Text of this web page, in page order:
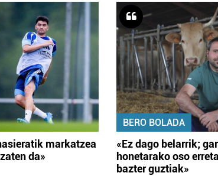
markatzea
da»
BERO BOLADA
«Ez dago belarrik;
honetarako oso
bazter guztiak»